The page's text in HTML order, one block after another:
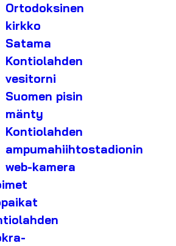
Ortodoksinen
kirkko
Satama
Kontiolahden
vesitorni
Suomen pisin
mänty
Kontiolahden
ampumahiihtostadionin
web-kamera